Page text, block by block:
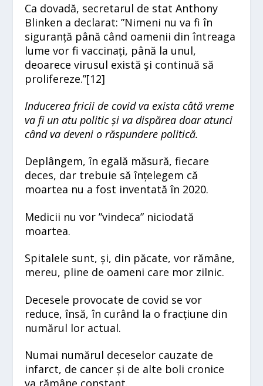
Ca dovadă, secretarul de stat Anthony
Blinken a declarat: ”Nimeni nu va fi în
siguranță până când oamenii din întreaga
lume vor fi vaccinați, până la unul,
deoarece virusul există și continuă să
prolifereze.”[12]
Inducerea fricii de covid va exista câtă vreme
va fi un atu politic și va dispărea doar atunci
când va deveni o răspundere politică.
Deplângem, în egală măsură, fiecare
deces, dar trebuie să înțelegem că
moartea nu a fost inventată în 2020.
Medicii nu vor ”vindeca” niciodată
moartea.
Spitalele sunt, și, din păcate, vor rămâne,
mereu, pline de oameni care mor zilnic.
Decesele provocate de covid se vor
reduce, însă, în curând la o fracțiune din
numărul lor actual.
Numai numărul deceselor cauzate de
infarct, de cancer și de alte boli cronice
va rămâne constant.